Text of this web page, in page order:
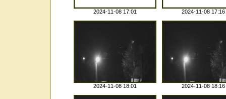
2024-11-08 17:01 2024-11-08 17:16
2024-11-08 18:01 2024-11-08 18:16